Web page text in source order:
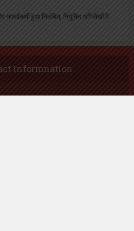
सफाईकर्मी हुआ निलंबित, नियुक्ति अभिलेखों में
Informnation